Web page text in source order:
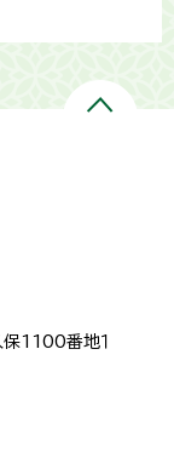
1100番地１